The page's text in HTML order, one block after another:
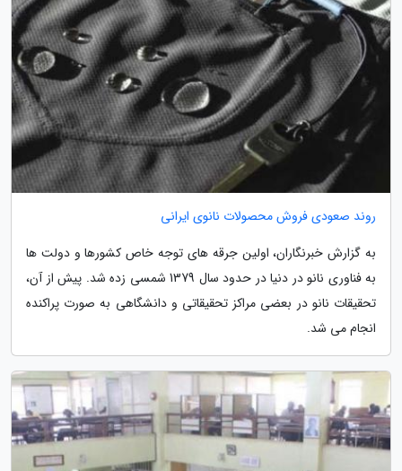
روند صعودی فروش محصولات نانوی ایرانی
به گزارش خبرنگاران، اولین جرقه های توجه خاص کشورها و دولت ها
به فناوری نانو در دنیا در حدود سال 1379 شمسی زده شد. پیش از آن،
تحقیقات نانو در بعضی مراکز تحقیقاتی و دانشگاهی به صورت پراکنده
انجام می شد.